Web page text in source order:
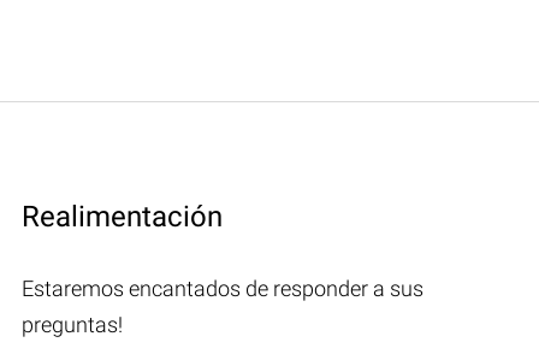
Realimentación
Estaremos encantados de responder a sus
preguntas!